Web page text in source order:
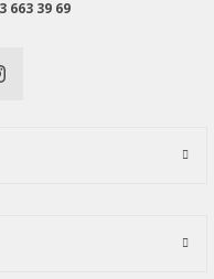
663 39 69